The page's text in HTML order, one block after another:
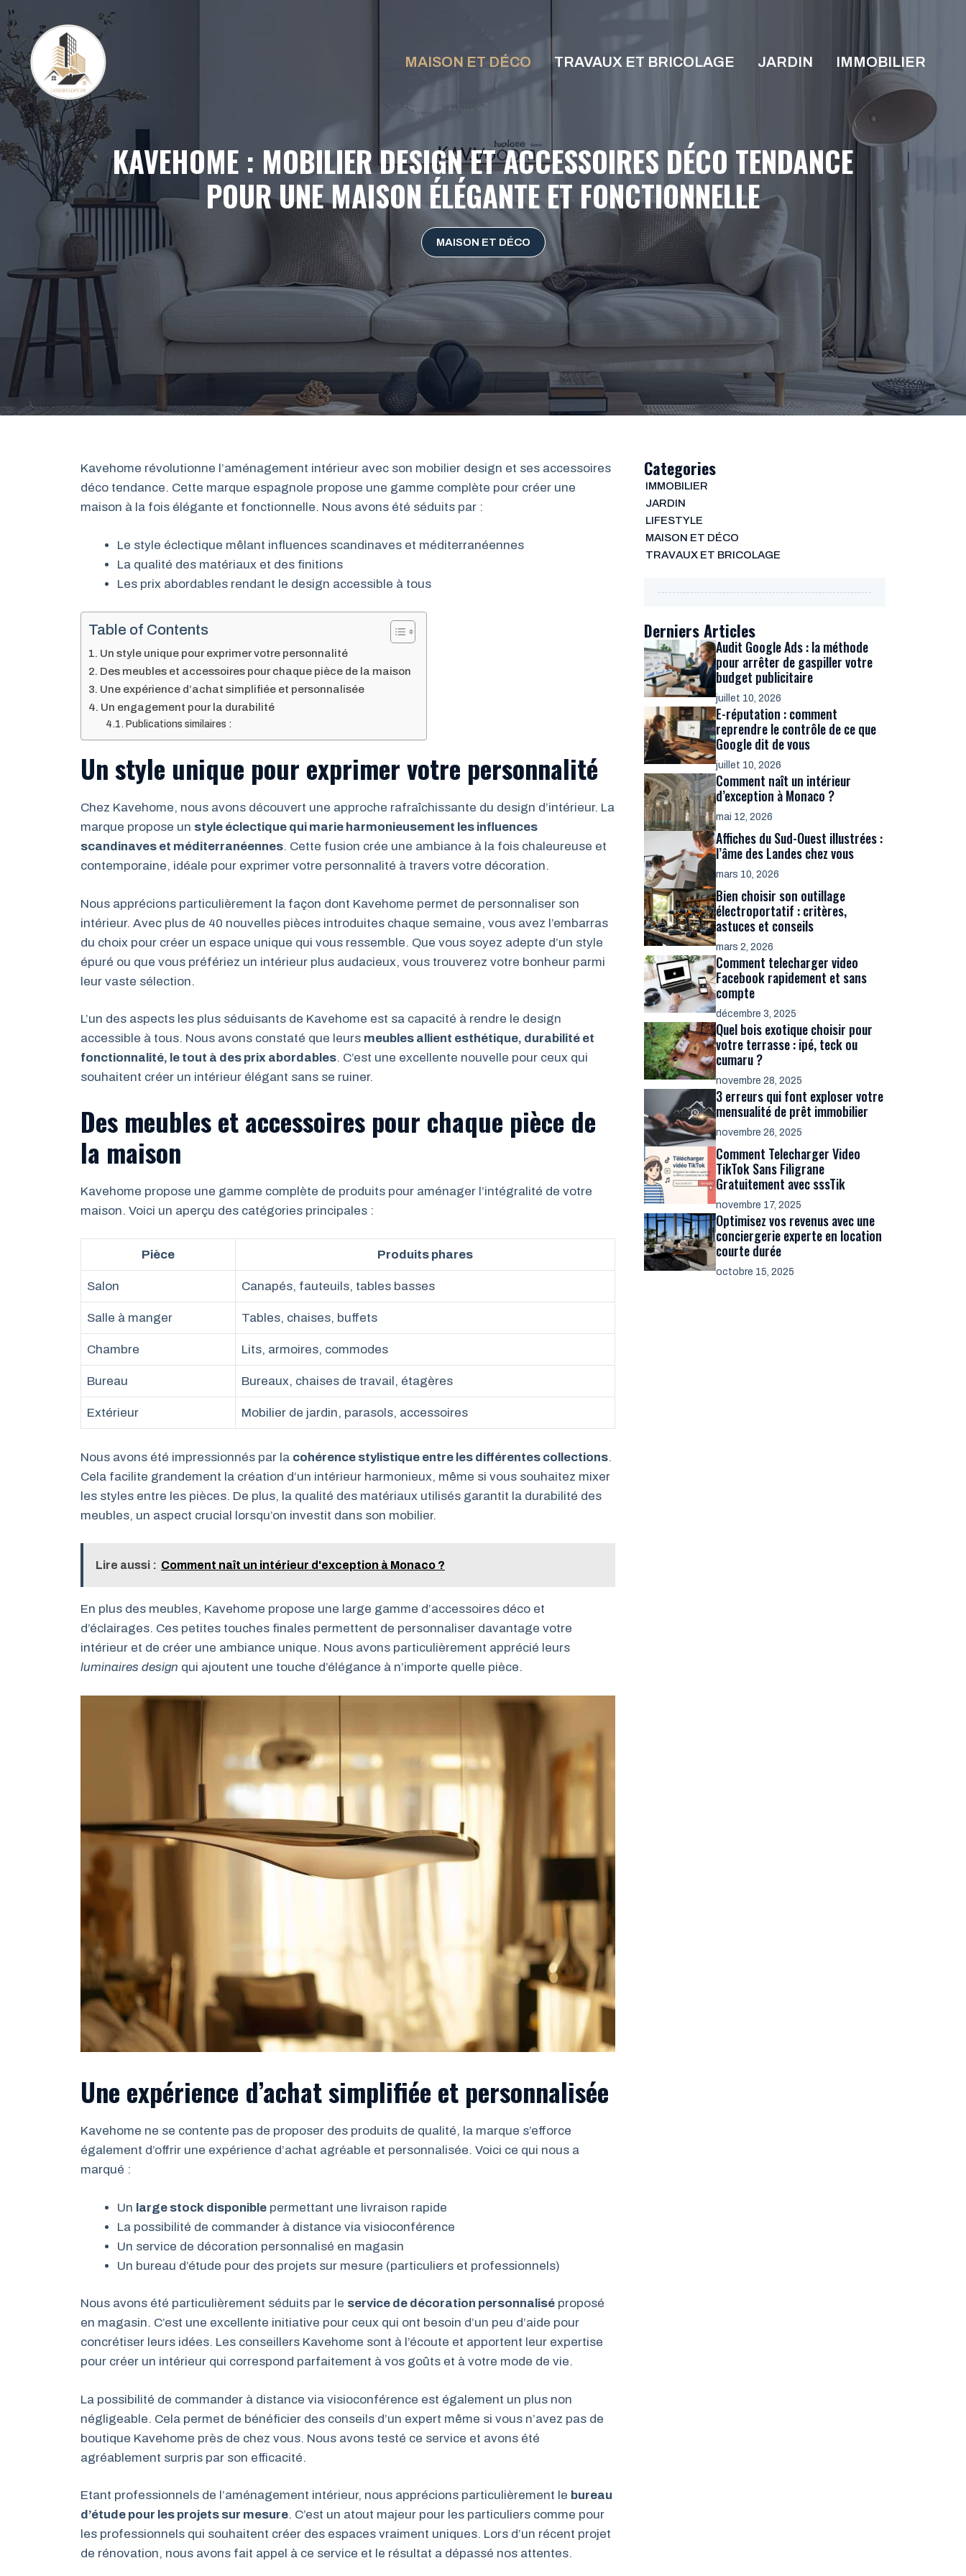
Aller
au
contenu
MAISON ET DÉCO TRAVAUX ET BRICOLAGE JARDIN IMMOBILIER
KAVEHOME : MOBILIER DESIGN ET ACCESSOIRES DÉCO TENDANCE
POUR UNE MAISON ÉLÉGANTE ET FONCTIONNELLE
MAISON ET DÉCO
Kavehome révolutionne l’aménagement intérieur avec son mobilier design et ses accessoires
déco tendance. Cette marque espagnole propose une gamme complète pour créer une
maison à la fois élégante et fonctionnelle. Nous avons été séduits par :
Le style éclectique mêlant influences scandinaves et méditerranéennes
La qualité des matériaux et des finitions
Les prix abordables rendant le design accessible à tous
Table of Contents
Un style unique pour exprimer votre personnalité
Des meubles et accessoires pour chaque pièce de la maison
Une expérience d’achat simplifiée et personnalisée
Un engagement pour la durabilité
Publications similaires :
Un style unique pour exprimer votre personnalité
Chez Kavehome, nous avons découvert une approche rafraîchissante du design d’intérieur. La
marque propose un style éclectique qui marie harmonieusement les influences
scandinaves et méditerranéennes. Cette fusion crée une ambiance à la fois chaleureuse et
contemporaine, idéale pour exprimer votre personnalité à travers votre décoration.
Nous apprécions particulièrement la façon dont Kavehome permet de personnaliser son
intérieur. Avec plus de 40 nouvelles pièces introduites chaque semaine, vous avez l’embarras
du choix pour créer un espace unique qui vous ressemble. Que vous soyez adepte d’un style
épuré ou que vous préfériez un intérieur plus audacieux, vous trouverez votre bonheur parmi
leur vaste sélection.
L’un des aspects les plus séduisants de Kavehome est sa capacité à rendre le design
accessible à tous. Nous avons constaté que leurs meubles allient esthétique, durabilité et
fonctionnalité, le tout à des prix abordables. C’est une excellente nouvelle pour ceux qui
souhaitent créer un intérieur élégant sans se ruiner.
Des meubles et accessoires pour chaque pièce de
la maison
Kavehome propose une gamme complète de produits pour aménager l’intégralité de votre
maison. Voici un aperçu des catégories principales :
Pièce Produits phares
Salon Canapés, fauteuils, tables basses
Salle à manger Tables, chaises, buffets
Chambre Lits, armoires, commodes
Bureau Bureaux, chaises de travail, étagères
Extérieur Mobilier de jardin, parasols, accessoires
Nous avons été impressionnés par la cohérence stylistique entre les différentes collections.
Cela facilite grandement la création d’un intérieur harmonieux, même si vous souhaitez mixer
les styles entre les pièces. De plus, la qualité des matériaux utilisés garantit la durabilité des
meubles, un aspect crucial lorsqu’on investit dans son mobilier.
Lire aussi : Comment naît un intérieur d'exception à Monaco ?
En plus des meubles, Kavehome propose une large gamme d’accessoires déco et
d’éclairages. Ces petites touches finales permettent de personnaliser davantage votre
intérieur et de créer une ambiance unique. Nous avons particulièrement apprécié leurs
luminaires design qui ajoutent une touche d’élégance à n’importe quelle pièce.
Une expérience d’achat simplifiée et personnalisée
Kavehome ne se contente pas de proposer des produits de qualité, la marque s’efforce
également d’offrir une expérience d’achat agréable et personnalisée. Voici ce qui nous a
marqué :
Un large stock disponible permettant une livraison rapide
La possibilité de commander à distance via visioconférence
Un service de décoration personnalisé en magasin
Un bureau d’étude pour des projets sur mesure (particuliers et professionnels)
Nous avons été particulièrement séduits par le service de décoration personnalisé proposé
en magasin. C’est une excellente initiative pour ceux qui ont besoin d’un peu d’aide pour
concrétiser leurs idées. Les conseillers Kavehome sont à l’écoute et apportent leur expertise
pour créer un intérieur qui correspond parfaitement à vos goûts et à votre mode de vie.
La possibilité de commander à distance via visioconférence est également un plus non
négligeable. Cela permet de bénéficier des conseils d’un expert même si vous n’avez pas de
boutique Kavehome près de chez vous. Nous avons testé ce service et avons été
agréablement surpris par son efficacité.
Etant professionnels de l’aménagement intérieur, nous apprécions particulièrement le bureau
d’étude pour les projets sur mesure. C’est un atout majeur pour les particuliers comme pour
les professionnels qui souhaitent créer des espaces vraiment uniques. Lors d’un récent projet
de rénovation, nous avons fait appel à ce service et le résultat a dépassé nos attentes.
Categories
IMMOBILIER
JARDIN
LIFESTYLE
MAISON ET DÉCO
TRAVAUX ET BRICOLAGE
Derniers Articles
Audit Google Ads : la méthode
pour arrêter de gaspiller votre
budget publicitaire
juillet 10, 2026
E-réputation : comment
reprendre le contrôle de ce que
Google dit de vous
juillet 10, 2026
Comment naît un intérieur
d’exception à Monaco ?
mai 12, 2026
Affiches du Sud-Ouest illustrées :
l’âme des Landes chez vous
mars 10, 2026
Bien choisir son outillage
électroportatif : critères,
astuces et conseils
mars 2, 2026
Comment telecharger video
Facebook rapidement et sans
compte
décembre 3, 2025
Quel bois exotique choisir pour
votre terrasse : ipé, teck ou
cumaru ?
novembre 28, 2025
3 erreurs qui font exploser votre
mensualité de prêt immobilier
novembre 26, 2025
Comment Telecharger Video
TikTok Sans Filigrane
Gratuitement avec sssTik
novembre 17, 2025
Optimisez vos revenus avec une
conciergerie experte en location
courte durée
octobre 15, 2025